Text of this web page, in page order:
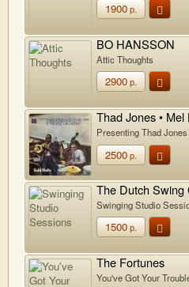
1900р.
BO HANSSON
Attic Thoughts
2900р.
Thad Jones •
Orchestra"
Presenting Thad
Orchestra"
2500р.
The Dutch Swing
Swinging Studio
1500р.
The Fortunes
You've Got Your